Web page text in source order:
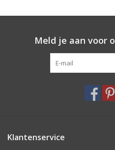
Meld je aan voor
Klantenservice